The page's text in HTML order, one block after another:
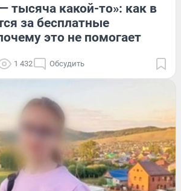
тысяча какой-то»: как в
за бесплатные
это не помогает
1 432 Обсудить